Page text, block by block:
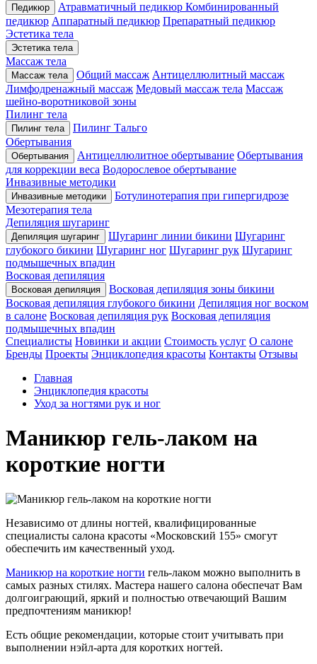
Педикюр Атравматичный педикюр Комбинированный
педикюр Аппаратный педикюр Препаратный педикюр
Эстетика тела
Эстетика тела
Массаж тела
Массаж тела Общий массаж Антицеллюлитный массаж
Лимфодренажный массаж Медовый массаж тела Массаж
шейно-воротниковой зоны
Пилинг тела
Пилинг тела
Пилинг Тальго
Обертывания
Обертывания Антицеллюлитное обертывание Обертывания
для коррекции веса Водорослевое обертывание
Инвазивные методики
Инвазивные методики
Ботулинотерапия при гипергидрозе
Мезотерапия тела
Депиляция шугаринг
Депиляция шугаринг Шугаринг линии бикини Шугаринг
глубокого бикини Шугаринг ног Шугаринг рук Шугаринг
подмышечных впадин
Восковая депиляция
Восковая депиляция
Восковая депиляция зоны бикини
Восковая депиляция глубокого бикини Депиляция ног воском
в салоне Восковая депиляция рук Восковая депиляция
подмышечных впадин
Специалисты Новинки и акции Стоимость услуг О салоне
Бренды Проекты Энциклопедия красоты Контакты Отзывы
Главная
Энциклопедия красоты
Уход за ногтями рук и ног
Маникюр гель-лаком на
короткие ногти
Независимо от длины ногтей, квалифицированные
специалисты салона красоты «Московский 155» смогут
обеспечить им качественный уход.
Маникюр на короткие ногти гель-лаком можно выполнить в
самых разных стилях. Мастера нашего салона обеспечат Вам
долгоиграющий, яркий и полностью отвечающий Вашим
предпочтениям маникюр!
Есть общие рекомендации, которые стоит учитывать при
выполнении нэйл-арта для коротких ногтей.